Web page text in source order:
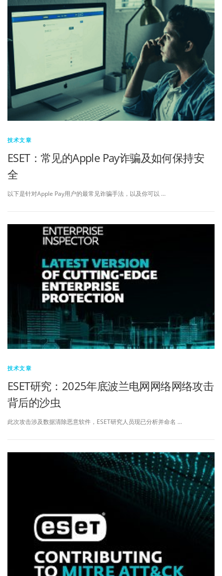
技术文章
ESET：常见的Apple Pay诈骗及如何保持安
全
以下是针对Apple Pay用户的最常见诈骗手法，以及你可以 …
技术文章
ESET研究：2025年底波兰电网网络网络攻击
背后的沙虫
此次攻击涉及数据清除恶意软件，ESET研究人员现已分析并命名 …